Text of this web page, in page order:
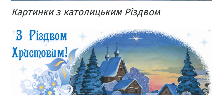
Картинки з католицьким Різдвом